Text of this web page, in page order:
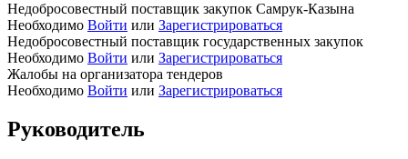
Недобросовестный поставщик закупок Самрук-Казына
Необходимо Войти или Зарегистрироваться
Недобросовестный поставщик государственных закупок
Необходимо Войти или Зарегистрироваться
Жалобы на организатора тендеров
Необходимо Войти или Зарегистрироваться
Руководитель